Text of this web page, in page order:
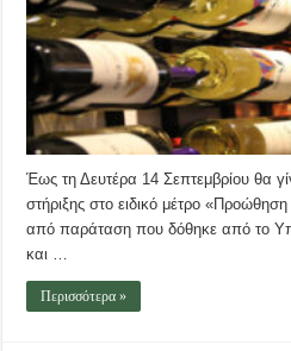
Έως τη Δευτέρα 14 Σεπτεμβρίου θα
στήριξης στο ειδικό μέτρο
από παράταση που δόθηκε από το
και …
Περισσότερα »